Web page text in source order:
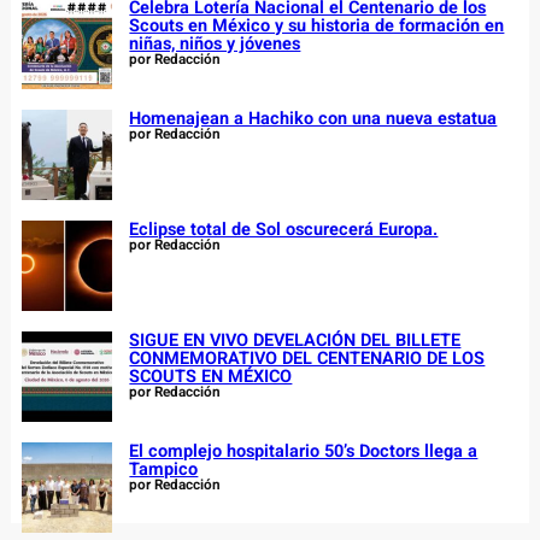
Celebra Lotería Nacional el Centenario de los
Scouts en México y su historia de formación en
niñas, niños y jóvenes
por Redacción
Homenajean a Hachiko con una nueva estatua
por Redacción
Eclipse total de Sol oscurecerá Europa.
por Redacción
SIGUE EN VIVO DEVELACIÓN DEL BILLETE
CONMEMORATIVO DEL CENTENARIO DE LOS
SCOUTS EN MÉXICO
por Redacción
El complejo hospitalario 50’s Doctors llega a
Tampico
por Redacción